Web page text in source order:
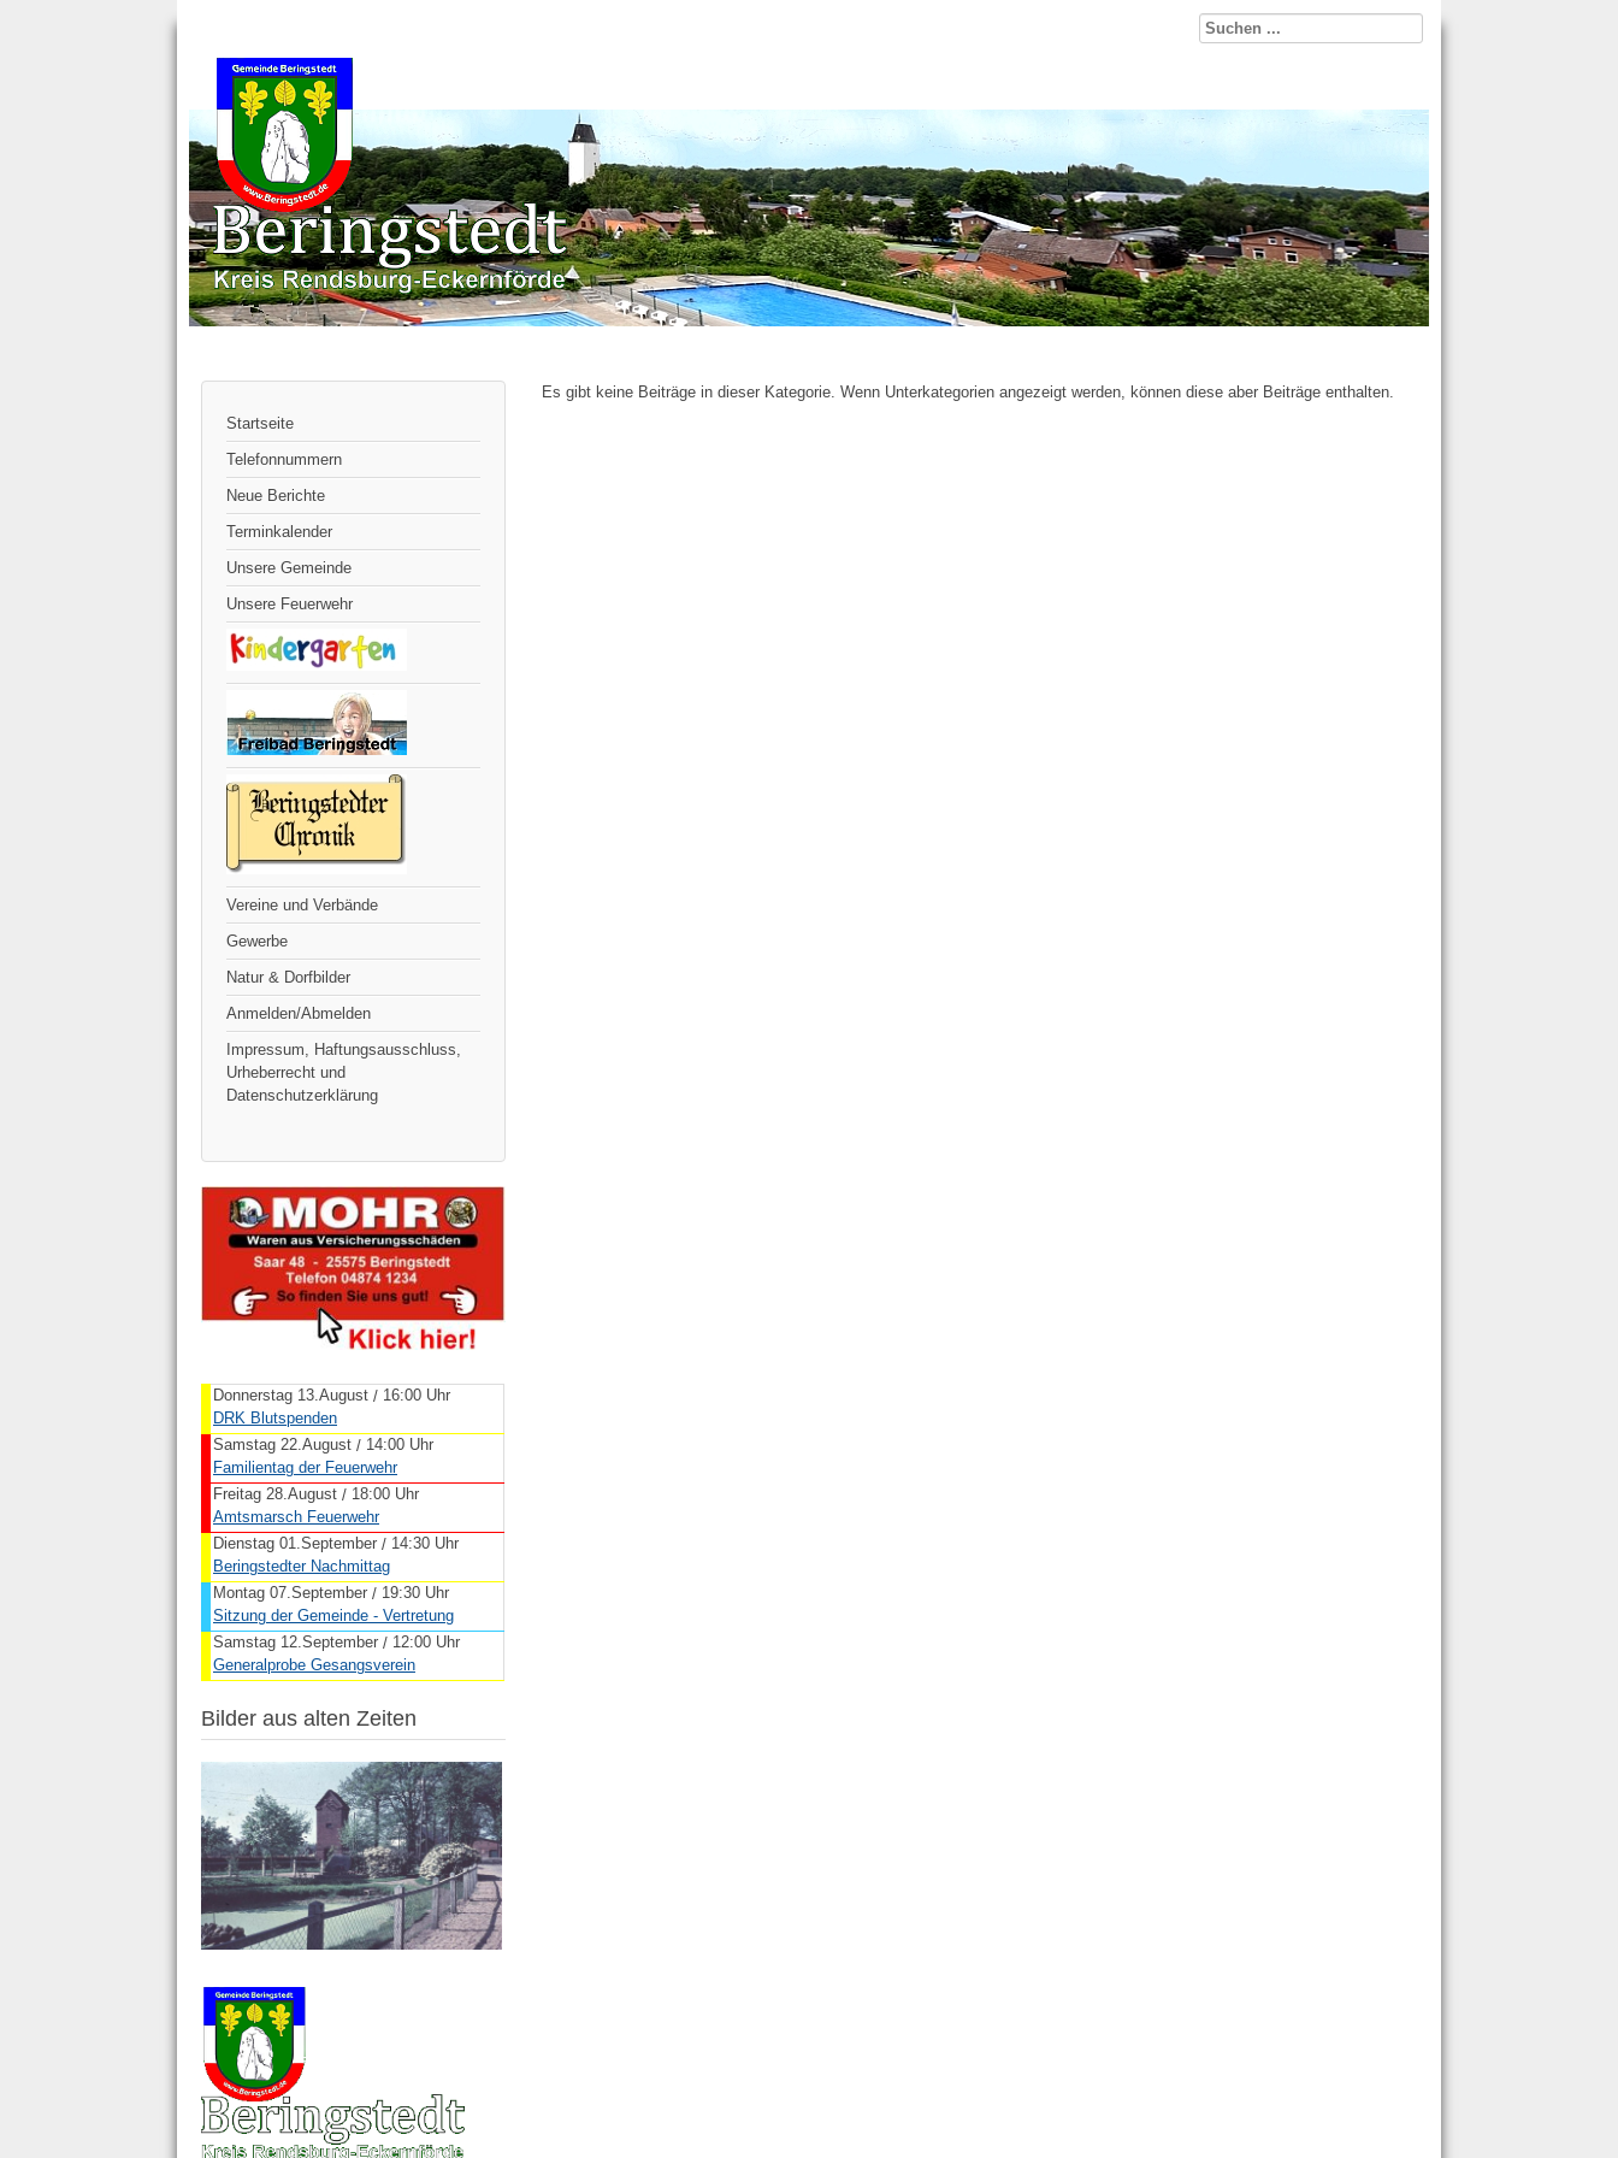
Startseite
Telefonnummern
Neue Berichte
Terminkalender
Unsere Gemeinde
Unsere Feuerwehr
Vereine und Verbände
Gewerbe
Natur & Dorfbilder
Anmelden/Abmelden
Impressum, Haftungsausschluss,
Urheberrecht und
Datenschutzerklärung
Donnerstag 13.August / 16:00 Uhr
DRK Blutspenden
Samstag 22.August / 14:00 Uhr
Familientag der Feuerwehr
Freitag 28.August / 18:00 Uhr
Amtsmarsch Feuerwehr
Dienstag 01.September / 14:30 Uhr
Beringstedter Nachmittag
Montag 07.September / 19:30 Uhr
Sitzung der Gemeinde - Vertretung
Samstag 12.September / 12:00 Uhr
Generalprobe Gesangsverein
Bilder aus alten Zeiten
Es gibt keine Beiträge in dieser Kategorie. Wenn Unterkategorien angezeigt werden, können diese aber Beiträge enthalten.